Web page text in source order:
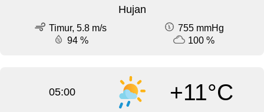
Hujan
Timur, 5.8 m/s
755 mmHg
94 %
100 %
05:00 +11°C